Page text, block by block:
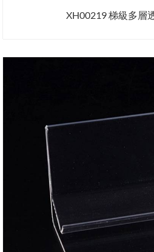
XH00219 梯級多層